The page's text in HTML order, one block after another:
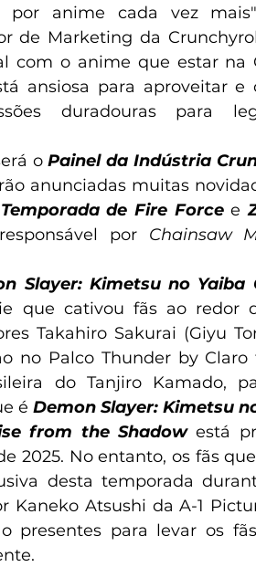
por anime cada vez
de Marketing da
com o anime que estar na
ansiosa para aproveitar e
duradouras para
o Painel da Indústria
anunciadas muitas
de Fire Force e
por Chainsaw
que cativou fãs ao redor
Takahiro Sakurai (Giyu
no Palco Thunder by
do Tanjiro Kamado,
é Demon Slayer: Kimetsu
from the Shadow está
2025. No entanto, os fãs
desta temporada
Kaneko Atsushi da A-1
presentes para levar os